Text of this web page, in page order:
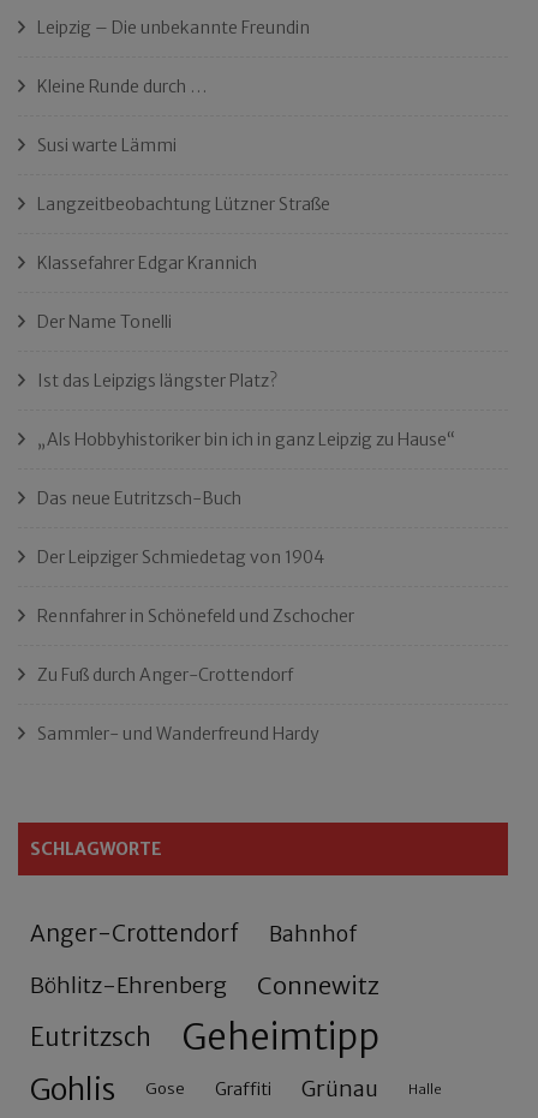
Leipzig – Die unbekannte Freundin
Kleine Runde durch …
Susi warte Lämmi
Langzeitbeobachtung Lützner Straße
Klassefahrer Edgar Krannich
Der Name Tonelli
Ist das Leipzigs längster Platz?
„Als Hobbyhistoriker bin ich in ganz Leipzig zu Hause“
Das neue Eutritzsch-Buch
Der Leipziger Schmiedetag von 1904
Rennfahrer in Schönefeld und Zschocher
Zu Fuß durch Anger-Crottendorf
Sammler- und Wanderfreund Hardy
SCHLAGWORTE
Anger-Crottendorf Bahnhof
Böhlitz-Ehrenberg Connewitz
Eutritzsch Geheimtipp
Gohlis Gose Graffiti Grünau Halle